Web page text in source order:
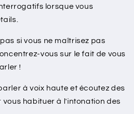
lorsque vous
si vous ne maîtrisez pas
vous sur le fait de vous
!
à voix haute et écoutez des
vous habituer à l'intonation des